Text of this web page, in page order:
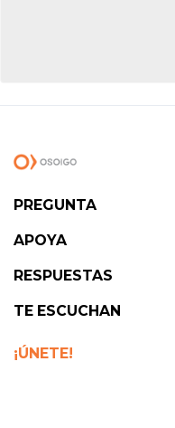
PREGUNTA
APOYA
RESPUESTAS
TE ESCUCHAN
¡ÚNETE!